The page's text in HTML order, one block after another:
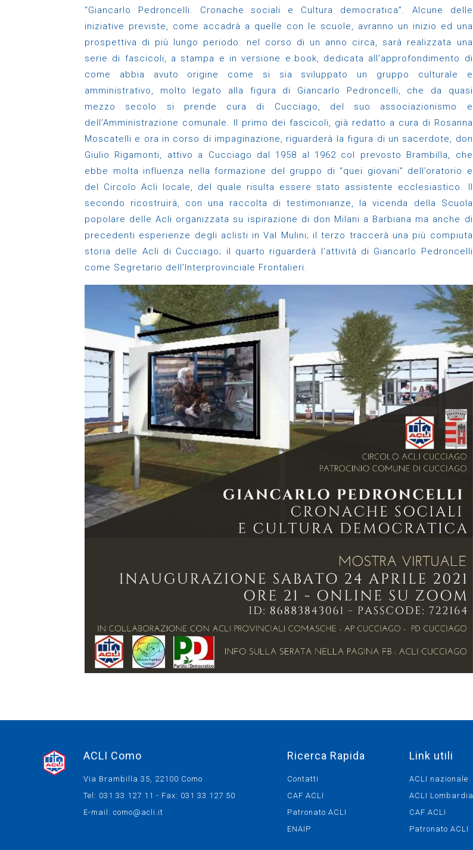
“Giancarlo Pedroncelli. Cronache sociali e Cultura democratica”. Alcune delle
iniziative previste, come accadrà a quelle con le scuole, avranno un inizio ed una
prospettiva di più lungo periodo: nel corso di un anno circa, sarà realizzata una
serie di fascicoli, a stampa e in versione e.book, dedicata all’approfondimento di
come abbia avuto origine come si sia sviluppato un gruppo culturale e
amministrativo, molto legato alla figura di Giancarlo Pedroncelli, che da quasi
mezzo secolo si prende cura di Cucciago, del suo associazionismo e
dell’Amministrazione comunale. Il primo dei fascicoli, già redatto a cura di Rosanna
Moscatelli e ora in corso di impaginazione, riguarderà la figura di un sacerdote, don
Giulio Rigamonti, attivo a Cucciago dal 1958 al 1962 col prevosto Brambilla, che
ebbe molta influenza nella formazione del gruppo di “quei giovani” dell’oratorio e
del Circolo Acli locale, del quale risulta essere stato assistente ecclesiastico. Il
secondo ricostruirà, con una raccolta di testimonianze, la vicenda della Scuola
popolare delle Acli organizzata su ispirazione di don Milani a Barbiana ma anche di
precedenti esperienze degli aclisti in Val Mulini; il terzo traccerà una più compiuta
storia delle Acli di Cucciago; il quarto riguarderà l’attività di Giancarlo Pedroncelli
come Segretario dell’Interprovinciale Frontalieri.
ACLI Como
Via Brambilla 35, 22100 Como
Tel: 031 33 127 11 - Fax: 031 33 127 50
E-mail:como@acli.it
Ricerca Rapida
Contatti
CAF ACLI
Patronato ACLI
ENAIP
Link utili
ACLI nazionale
ACLI Lombardia
CAF ACLI
Patronato ACLI